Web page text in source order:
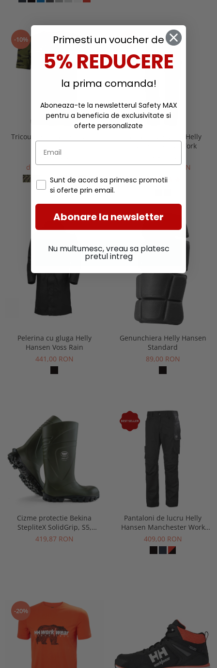
-10%
Tricou Helly Hansen Evo T-
163,71 RON
de la 147,34 RON
-30%
Pantaloni de lucru Helly
Hansen Oxford Work
de la 296,45 RON
Pelerina cu gluga Helly
Hansen Voss Rain
441,00 RON
Genunchiera Helly Hansen
Standard
89,00 RON
Cizme protectie Bekina
StepliteX SolidGrip, S5,
verde/negru
419,87 RON
Pantaloni de lucru Helly
Hansen Manchester Work
Pant
409,00 RON
-20%
Primesti un voucher de
5% REDUCERE
la prima comanda!
Aboneaza-te la newsletterul Safety MAX
pentru a beneficia de exclusivitate si
oferte personalizate
Sunt de acord sa primesc promotii
si oferte prin email.
Abonare la newsletter
Nu multumesc, vreau sa platesc
pretul intreg